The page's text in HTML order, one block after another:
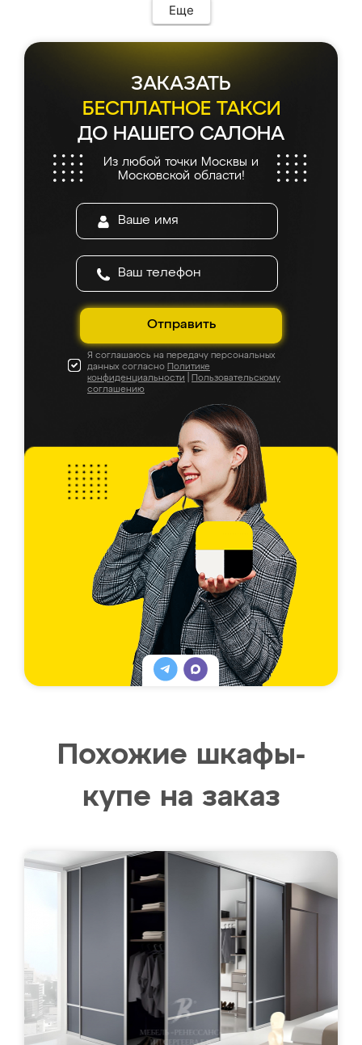
Еще
ЗАКАЗАТЬ
БЕСПЛАТНОЕ ТАКСИ
ДО НАШЕГО САЛОНА
Из любой точки Москвы и
Московской области!
Отправить
Я соглашаюсь на передачу персональных
данных согласно Политике
конфиденциальности
Пользовательскому
соглашению
Похожие шкафы-
купе на заказ